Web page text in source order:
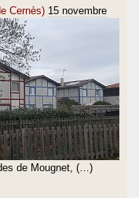
Cernès) 15 novembre
de Mougnet, (…)